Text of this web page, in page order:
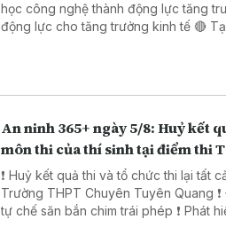
học công nghệ thành động lực tăng
động lực cho tăng trưởng kinh tế 🔴 Tạo đột phá cho kinh tế tập thể bằng giải
An ninh 365+ ngày 5/8: Huỷ kết
môn thi của thí sinh tại điểm thi
❗ Huỷ kết quả thi và tổ chức thi lại tất
Trường THPT Chuyên Tuyên Quang ❗ Điều tra nhóm 3 đối tượng sử dụng súng
tự chế săn bắn chim trái phép ❗ Phát hiện xe khách chở hơn 800 kg thực phẩm